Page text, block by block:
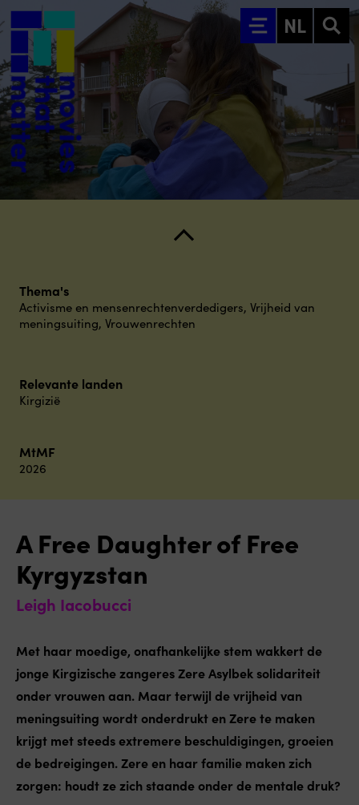
Ga naar hoofdinhoud
NL
Thema's
Activisme en mensenrechtenverdedigers, Vrijheid van
meningsuiting, Vrouwenrechten
Relevante landen
Kirgizië
MtMF
2026
A Free Daughter of Free
Kyrgyzstan
Leigh Iacobucci
Met haar moedige, onafhankelijke stem wakkert de
jonge Kirgizische zangeres Zere Asylbek solidariteit
onder vrouwen aan. Maar terwijl de vrijheid van
meningsuiting wordt onderdrukt en Zere te maken
krijgt met steeds extremere beschuldigingen, groeien
de bedreigingen. Zere en haar familie maken zich
zorgen: houdt ze zich staande onder de mentale druk?